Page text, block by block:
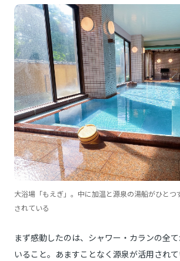
大浴場「もえぎ」。中に加温と源泉の湯船がひとつ
されている
まず感動したのは、シャワー・カランの全
いること。あますことなく源泉が活用され